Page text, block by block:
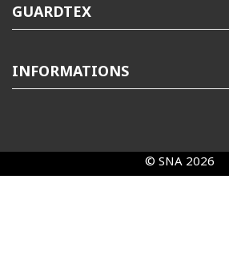
GUARDTEX
INFORMATIONS
© SNA 2026